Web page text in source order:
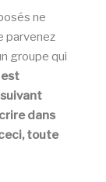
ne
parvenez
groupe qui
est
dans
toute